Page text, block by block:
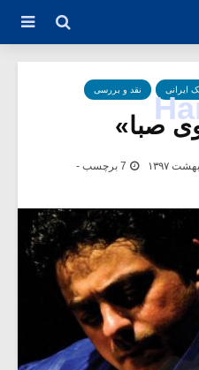
ایرانی نقد و بررسی
صبا»
7 برچسب -